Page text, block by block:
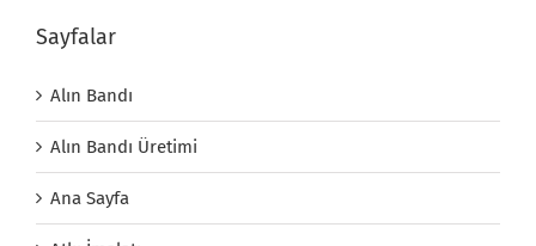
Sayfalar
Alın Bandı
Alın Bandı Üretimi
Ana Sayfa